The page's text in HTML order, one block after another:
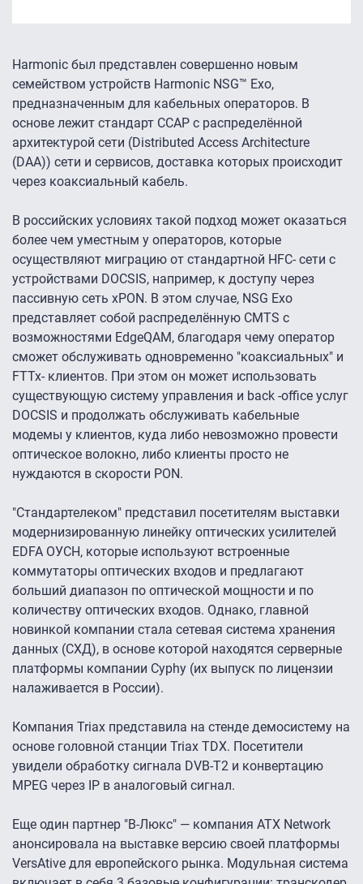
Harmonic был представлен совершенно новым
семейством устройств Harmonic NSG™ Exo,
предназначенным для кабельных операторов. В
основе лежит стандарт CCAP с распределённой
архитектурой сети (Distributed Access Architecture
(DAA)) сети и сервисов, доставка которых происходит
через коаксиальный кабель.
В российских условиях такой подход может оказаться
более чем уместным у операторов, которые
осуществляют миграцию от стандартной HFC- сети с
устройствами DOCSIS, например, к доступу через
пассивную сеть xPON. В этом случае, NSG Exo
представляет собой распределённую CMTS c
возможностями EdgeQAM, благодаря чему оператор
сможет обслуживать одновременно "коаксиальных" и
FTTx- клиентов. При этом он может использовать
существующую систему управления и back -office услуг
DOCSIS и продолжать обслуживать кабельные
модемы у клиентов, куда либо невозможно провести
оптическое волокно, либо клиенты просто не
нуждаются в скорости PON.
"Стандартелеком" представил посетителям выставки
модернизированную линейку оптических усилителей
EDFA ОУСН, которые используют встроенные
коммутаторы оптических входов и предлагают
больший диапазон по оптической мощности и по
количеству оптических входов. Однако, главной
новинкой компании стала сетевая система хранения
данных (СХД), в основе которой находятся серверные
платформы компании Cyphy (их выпуск по лицензии
налаживается в России).
Компания Triax представила на стенде демосистему на
основе головной станции Triax TDX. Посетители
увидели обработку сигнала DVB-T2 и конвертацию
MPEG через IP в аналоговый сигнал.
Еще один партнер "В-Люкс" — компания ATX Network
анонсировала на выставке версию своей платформы
VersAtive для европейского рынка. Модульная система